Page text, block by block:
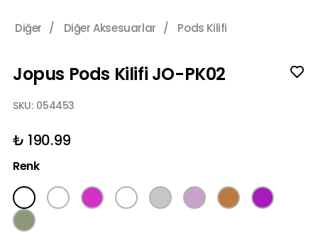
Diğer / Diğer Aksesuarlar / Pods Kilifi
Jopus Pods Kilifi JO-PK02
SKU: 054453
₺ 190.99
Renk